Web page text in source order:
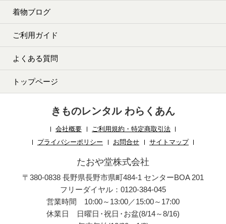
着物ブログ
ご利用ガイド
よくある質問
トップページ
きものレンタル わらくあん
会社概要
ご利用規約・特定商取引法
プライバシーポリシー
お問合せ サイトマップ
たおや堂株式会社
〒380-0838 長野県長野市県町484-1 センターBOA 201
フリーダイヤル：0120-384-045
営業時間 10:00～13:00／15:00～17:00
休業日 日曜日 ・祝日 ・お盆(8/14～8/16)